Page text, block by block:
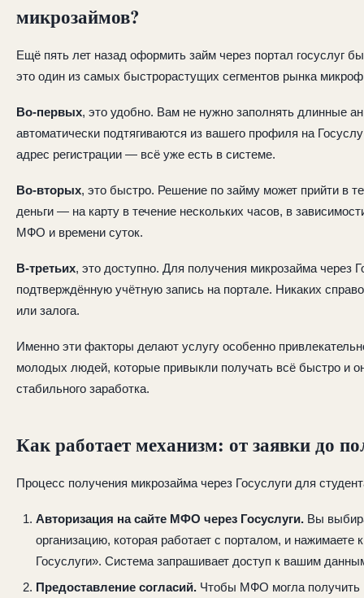
микрозаймов?
Ещё пять лет назад оформить займ через портал госуслуг
это один из самых быстрорастущих сегментов рынка
Во-первых, это удобно. Вам не нужно заполнять длинные
автоматически подтягиваются из вашего профиля на
адрес регистрации — всё уже есть в системе.
Во-вторых, это быстро. Решение по займу может прийти в
деньги — на карту в течение нескольких часов, в
МФО и времени суток.
В-третьих, это доступно. Для получения микрозайма через
подтверждённую учётную запись на портале. Никаких
или залога.
Именно эти факторы делают услугу особенно
молодых людей, которые привыкли получать всё быстро и
стабильного заработка.
Как работает механизм: от заявки до
Процесс получения микрозайма через Госуслуги для
Авторизация на сайте МФО через Госуслуги. Вы
организацию, которая работает с порталом, и нажимаете
Госуслуги». Система запрашивает доступ к вашим
Предоставление согласий. Чтобы МФО могла